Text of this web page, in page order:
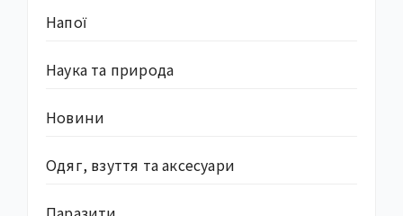
Напої
Наука та природа
Новини
Одяг, взуття та аксесуари